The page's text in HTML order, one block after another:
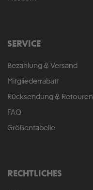
SERVICE
Bezahlung & Versand
Mitgliederrabatt
Rücksendung & Retouren
FAQ
Größentabelle
RECHTLICHES